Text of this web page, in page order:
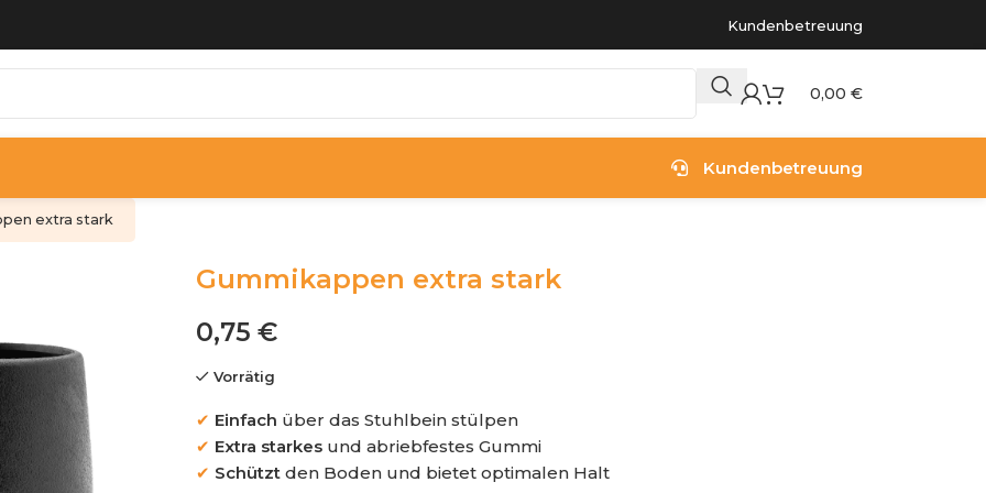
Kundenbetreuung
0,00 €
Kundenbetreuung
extra stark
Gummikappen extra stark
0,75 €
Vorrätig
✔ Einfach über das Stuhlbein stülpen
✔ Extra starkesund abriebfestes Gummi
✔ Schütztden Boden und bietet optimalen Halt